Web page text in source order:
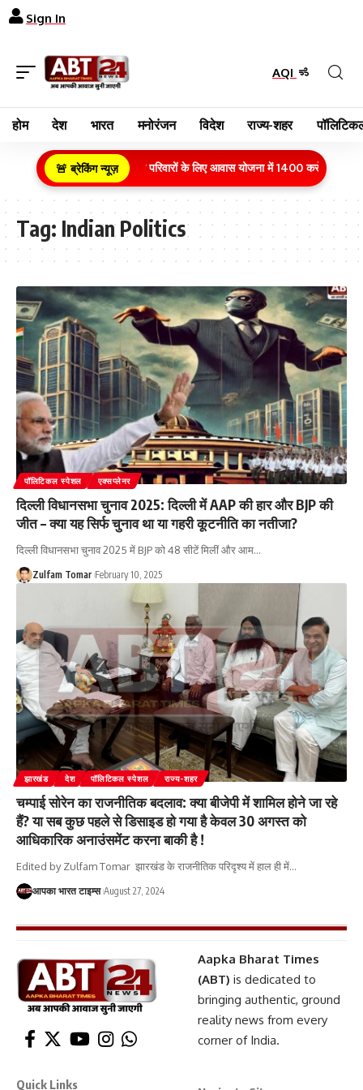
Sign In
AQI
होम देश भारत मनोरंजन विदेश राज्य-शहर
🚨 ब्रेकिंग न्यूज़
ग्रामीण क्षेत्र के गरीब परिवारों के लिए आवास योजना में 1400 करोड़ रुपये का
Tag: Indian Politics
पॉलिटिकल स्पेशल एक्सप्लेनर
दिल्ली विधानसभा चुनाव 2025: दिल्ली में AAP की हार और BJP की
जीत – क्या यह सिर्फ चुनाव था या गहरी कूटनीति का नतीजा?
दिल्ली विधानसभा चुनाव 2025 में BJP को 48 सीटें मिलीं और आम…
Zulfam Tomar February 10, 2025
झारखंड देश पॉलिटिकल स्पेशल राज्य-शहर
चम्पाई सोरेन का राजनीतिक बदलाव: क्या बीजेपी में शामिल होने जा रहे
हैं? या सब कुछ पहले से डिसाइड हो गया है केवल 30 अगस्त को
आधिकारिक अनाउंसमेंट करना बाकी है !
Edited by Zulfam Tomar झारखंड के राजनीतिक परिदृश्य में हाल ही में…
आपका भारत टाइम्स August 27, 2024
Aapka Bharat Times
(ABT) is dedicated to
bringing authentic, ground
reality news from every
corner of India.
Quick Links